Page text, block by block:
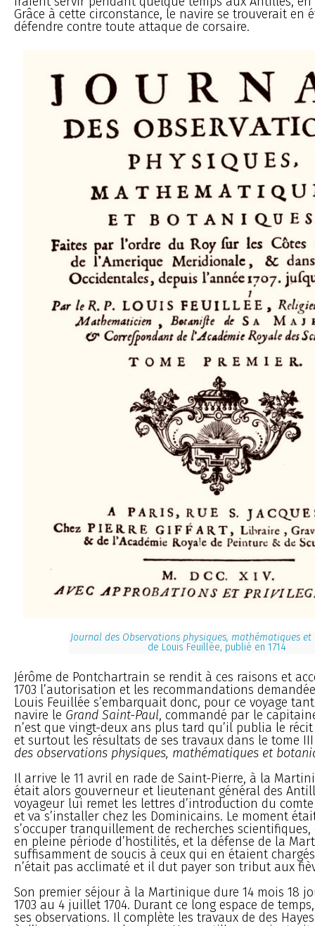
Grâce à cette circonstance, le navire se trouverait en
défendre contre toute attaque de corsaire.
Journal des Observations physiques, mathématiques
de Louis Feuillée, publié en 1714
Jérôme de Pontchartrain se rendit à ces raisons et
1703 l’autorisation et les recommandations
Louis Feuillée s’embarquait donc, pour ce voyage
navire le Grand Saint-Paul, commandé par le
n’est que vingt-deux ans plus tard qu’il publia le
et surtout les résultats de ses travaux dans le tome
des observations physiques, mathématiques et
Il arrive le 11 avril en rade de Saint-Pierre, à la
était alors gouverneur et lieutenant général des
voyageur lui remet les lettres d’introduction du
et va s’installer chez les Dominicains. Le moment
s’occuper tranquillement de recherches
en pleine période d’hostilités, et la défense de la
suffisamment de soucis à ceux qui en étaient
n’était pas acclimaté et il dut payer son tribut aux
Son premier séjour à la Martinique dure 14 mois 18
1703 au 4 juillet 1704. Durant ce long espace de
ses observations. Il complète les travaux de des